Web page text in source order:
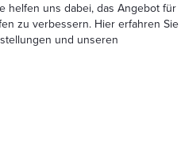
helfen uns dabei, das Angebot für
zu verbessern. Hier erfahren Sie
und unseren